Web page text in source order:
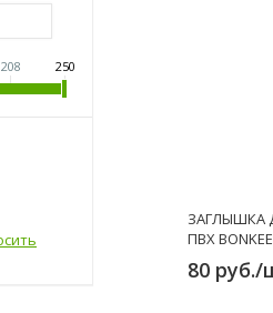
ЗАГЛЫШКА
ПВХ
80 руб./
208 250